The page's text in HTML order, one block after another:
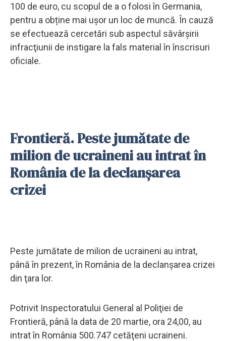
100 de euro, cu scopul de a o folosi în Germania,
pentru a obține mai ușor un loc de muncă. În cauză
se efectuează cercetări sub aspectul săvârşirii
infracţiunii de instigare la fals material în înscrisuri
oficiale.
Frontieră. Peste jumătate de
milion de ucraineni au intrat în
România de la declanşarea
crizei
Peste jumătate de milion de ucraineni au intrat,
până în prezent, în România de la declanşarea crizei
din ţara lor.
Potrivit Inspectoratului General al Poliţiei de
Frontieră, până la data de 20 martie, ora 24,00, au
intrat în România 500.747 cetăţeni ucraineni.